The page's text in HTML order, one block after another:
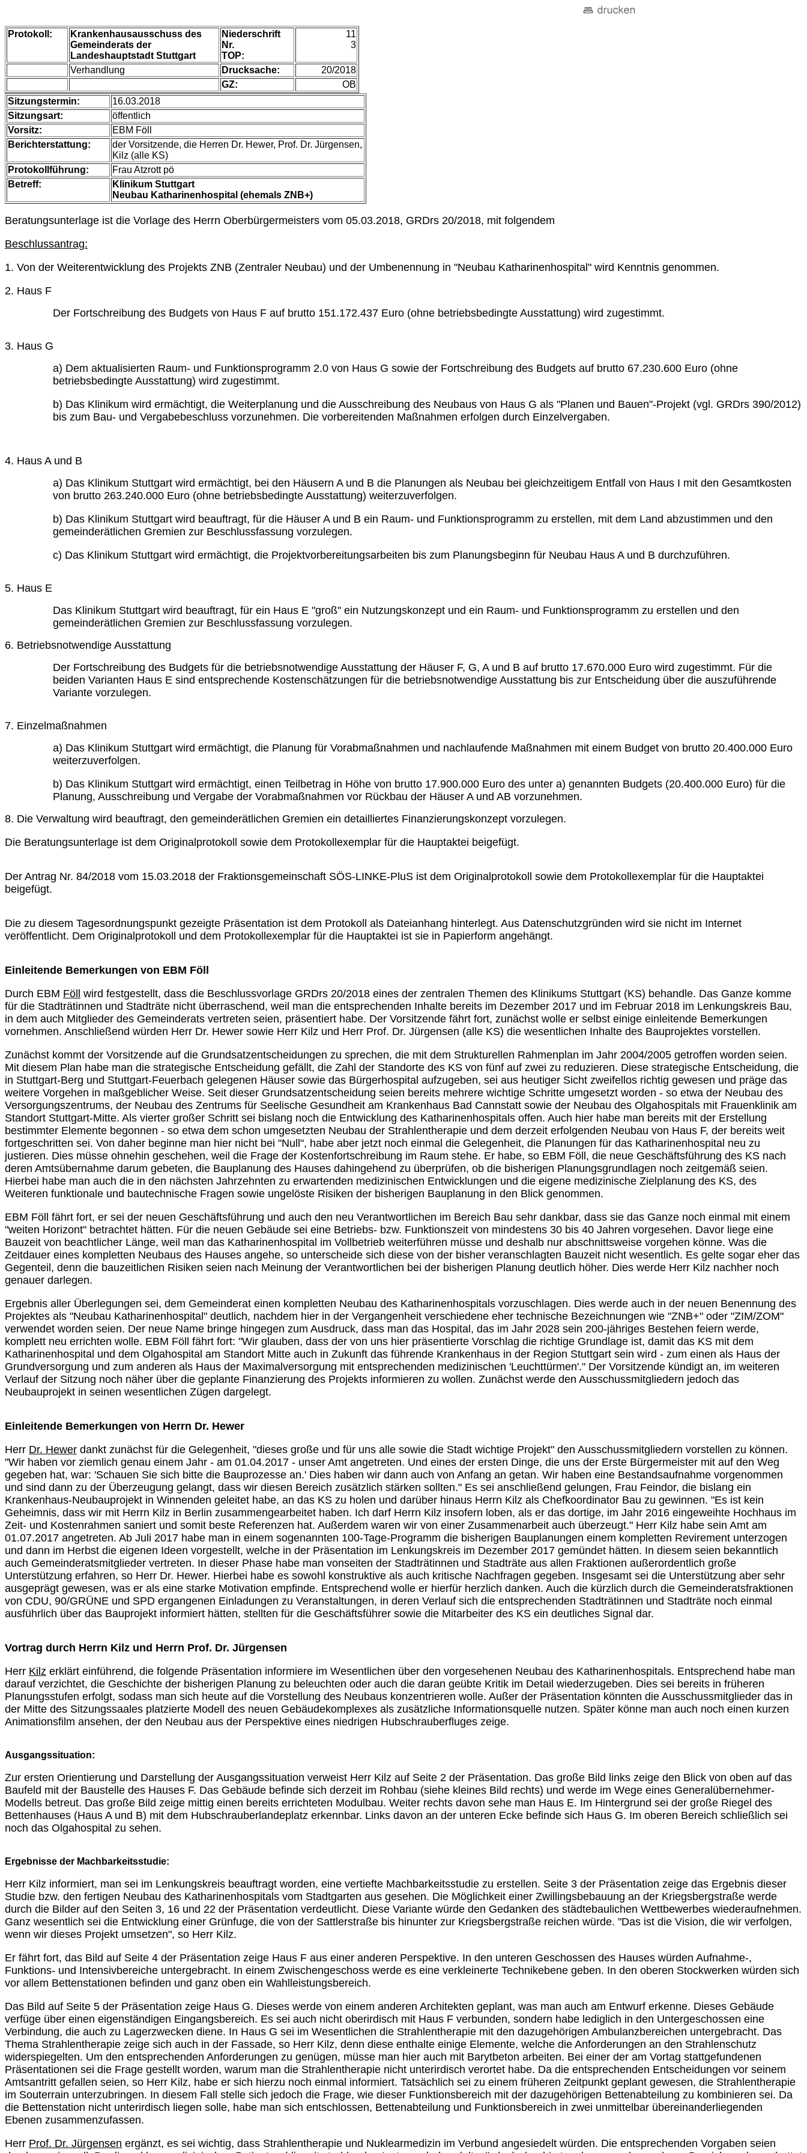
Protokoll: Krankenhausausschuss des
Gemeinderats der
Landeshauptstadt Stuttgart
Niederschrift
Nr.
TOP:
11
3
Verhandlung Drucksache:
20/2018
GZ:
OB
Sitzungstermin:
16.03.2018
Sitzungsart:
öffentlich
Vorsitz:
EBM Föll
Berichterstattung:
der Vorsitzende, die Herren Dr. Hewer, Prof. Dr. Jürgensen,
Kilz (alle KS)
Protokollführung:
Frau Atzrott pö
Betreff:
Klinikum Stuttgart
Neubau Katharinenhospital (ehemals ZNB+)
Beratungsunterlage ist die Vorlage des Herrn Oberbürgermeisters vom 05.03.2018, GRDrs 20/2018, mit folgendem
Beschlussantrag:
1. Von der Weiterentwicklung des Projekts ZNB (Zentraler Neubau) und der Umbenennung in "Neubau Katharinenhospital" wird Kenntnis genommen.
2. Haus F
Der Fortschreibung des Budgets von Haus F auf brutto 151.172.437 Euro (ohne betriebsbedingte Ausstattung) wird zugestimmt.
3. Haus G
a) Dem aktualisierten Raum- und Funktionsprogramm 2.0 von Haus G sowie der Fortschreibung des Budgets auf brutto 67.230.600 Euro (ohne
betriebsbedingte Ausstattung) wird zugestimmt.
b) Das Klinikum wird ermächtigt, die Weiterplanung und die Ausschreibung des Neubaus von Haus G als "Planen und Bauen"-Projekt (vgl. GRDrs 390/2012)
bis zum Bau- und Vergabebeschluss vorzunehmen. Die vorbereitenden Maßnahmen erfolgen durch Einzelvergaben.
4. Haus A und B
a) Das Klinikum Stuttgart wird ermächtigt, bei den Häusern A und B die Planungen als Neubau bei gleichzeitigem Entfall von Haus I mit den Gesamtkosten
von brutto 263.240.000 Euro (ohne betriebsbedingte Ausstattung) weiterzuverfolgen.
b) Das Klinikum Stuttgart wird beauftragt, für die Häuser A und B ein Raum- und Funktionsprogramm zu erstellen, mit dem Land abzustimmen und den
gemeinderätlichen Gremien zur Beschlussfassung vorzulegen.
c) Das Klinikum Stuttgart wird ermächtigt, die Projektvorbereitungsarbeiten bis zum Planungsbeginn für Neubau Haus A und B durchzuführen.
5. Haus E
Das Klinikum Stuttgart wird beauftragt, für ein Haus E "groß" ein Nutzungskonzept und ein Raum- und Funktionsprogramm zu erstellen und den
gemeinderätlichen Gremien zur Beschlussfassung vorzulegen.
6. Betriebsnotwendige Ausstattung
Der Fortschreibung des Budgets für die betriebsnotwendige Ausstattung der Häuser F, G, A und B auf brutto 17.670.000 Euro wird zugestimmt. Für die
beiden Varianten Haus E sind entsprechende Kostenschätzungen für die betriebsnotwendige Ausstattung bis zur Entscheidung über die auszuführende
Variante vorzulegen.
7. Einzelmaßnahmen
a) Das Klinikum Stuttgart wird ermächtigt, die Planung für Vorabmaßnahmen und nachlaufende Maßnahmen mit einem Budget von brutto 20.400.000 Euro
weiterzuverfolgen.
b) Das Klinikum Stuttgart wird ermächtigt, einen Teilbetrag in Höhe von brutto 17.900.000 Euro des unter a) genannten Budgets (20.400.000 Euro) für die
Planung, Ausschreibung und Vergabe der Vorabmaßnahmen vor Rückbau der Häuser A und AB vorzunehmen.
8. Die Verwaltung wird beauftragt, den gemeinderätlichen Gremien ein detailliertes Finanzierungskonzept vorzulegen.
Die Beratungsunterlage ist dem Originalprotokoll sowie dem Protokollexemplar für die Hauptaktei beigefügt.
Der Antrag Nr. 84/2018 vom 15.03.2018 der Fraktionsgemeinschaft SÖS-LINKE-PluS ist dem Originalprotokoll sowie dem Protokollexemplar für die Hauptaktei
beigefügt.
Die zu diesem Tagesordnungspunkt gezeigte Präsentation ist dem Protokoll als Dateianhang hinterlegt. Aus Datenschutzgründen wird sie nicht im Internet
veröffentlicht. Dem Originalprotokoll und dem Protokollexemplar für die Hauptaktei ist sie in Papierform angehängt.
Einleitende Bemerkungen von EBM Föll
Durch EBM Föll
wird festgestellt, dass die Beschlussvorlage GRDrs 20/2018 eines der zentralen Themen des Klinikums Stuttgart (KS) behandle. Das Ganze komme
für die Stadträtinnen und Stadträte nicht überraschend, weil man die entsprechenden Inhalte bereits im Dezember 2017 und im Februar 2018 im Lenkungskreis Bau,
in dem auch Mitglieder des Gemeinderats vertreten seien, präsentiert habe. Der Vorsitzende fährt fort, zunächst wolle er selbst einige einleitende Bemerkungen
vornehmen. Anschließend würden Herr Dr. Hewer sowie Herr Kilz und Herr Prof. Dr. Jürgensen (alle KS) die wesentlichen Inhalte des Bauprojektes vorstellen.
Zunächst kommt der Vorsitzende auf die Grundsatzentscheidungen zu sprechen, die mit dem Strukturellen Rahmenplan im Jahr 2004/2005 getroffen worden seien.
Mit diesem Plan habe man die strategische Entscheidung gefällt, die Zahl der Standorte des KS von fünf auf zwei zu reduzieren. Diese strategische Entscheidung, die
in Stuttgart-Berg und Stuttgart-Feuerbach gelegenen Häuser sowie das Bürgerhospital aufzugeben, sei aus heutiger Sicht zweifellos richtig gewesen und präge das
weitere Vorgehen in maßgeblicher Weise. Seit dieser Grundsatzentscheidung seien bereits mehrere wichtige Schritte umgesetzt worden - so etwa der Neubau des
Versorgungszentrums, der Neubau des Zentrums für Seelische Gesundheit am Krankenhaus Bad Cannstatt sowie der Neubau des Olgahospitals mit Frauenklinik am
Standort Stuttgart-Mitte. Als vierter großer Schritt sei bislang noch die Entwicklung des Katharinenhospitals offen. Auch hier habe man bereits mit der Erstellung
bestimmter Elemente begonnen - so etwa dem schon umgesetzten Neubau der Strahlentherapie und dem derzeit erfolgenden Neubau von Haus F, der bereits weit
fortgeschritten sei. Von daher beginne man hier nicht bei "Null", habe aber jetzt noch einmal die Gelegenheit, die Planungen für das Katharinenhospital neu zu
justieren. Dies müsse ohnehin geschehen, weil die Frage der Kostenfortschreibung im Raum stehe. Er habe, so EBM Föll, die neue Geschäftsführung des KS nach
deren Amtsübernahme darum gebeten, die Bauplanung des Hauses dahingehend zu überprüfen, ob die bisherigen Planungsgrundlagen noch zeitgemäß seien.
Hierbei habe man auch die in den nächsten Jahrzehnten zu erwartenden medizinischen Entwicklungen und die eigene medizinische Zielplanung des KS, des
Weiteren funktionale und bautechnische Fragen sowie ungelöste Risiken der bisherigen Bauplanung in den Blick genommen.
EBM Föll fährt fort, er sei der neuen Geschäftsführung und auch den neu Verantwortlichen im Bereich Bau sehr dankbar, dass sie das Ganze noch einmal mit einem
"weiten Horizont" betrachtet hätten. Für die neuen Gebäude sei eine Betriebs- bzw. Funktionszeit von mindestens 30 bis 40 Jahren vorgesehen. Davor liege eine
Bauzeit von beachtlicher Länge, weil man das Katharinenhospital im Vollbetrieb weiterführen müsse und deshalb nur abschnittsweise vorgehen könne. Was die
Zeitdauer eines kompletten Neubaus des Hauses angehe, so unterscheide sich diese von der bisher veranschlagten Bauzeit nicht wesentlich. Es gelte sogar eher das
Gegenteil, denn die bauzeitlichen Risiken seien nach Meinung der Verantwortlichen bei der bisherigen Planung deutlich höher. Dies werde Herr Kilz nachher noch
genauer darlegen.
Ergebnis aller Überlegungen sei, dem Gemeinderat einen kompletten Neubau des Katharinenhospitals vorzuschlagen. Dies werde auch in der neuen Benennung des
Projektes als "Neubau Katharinenhospital" deutlich, nachdem hier in der Vergangenheit verschiedene eher technische Bezeichnungen wie "ZNB+" oder "ZIM/ZOM"
verwendet worden seien. Der neue Name bringe hingegen zum Ausdruck, dass man das Hospital, das im Jahr 2028 sein 200-jähriges Bestehen feiern werde,
komplett neu errichten wolle. EBM Föll fährt fort: "Wir glauben, dass der von uns hier präsentierte Vorschlag die richtige Grundlage ist, damit das KS mit dem
Katharinenhospital und dem Olgahospital am Standort Mitte auch in Zukunft das führende Krankenhaus in der Region Stuttgart sein wird - zum einen als Haus der
Grundversorgung und zum anderen als Haus der Maximalversorgung mit entsprechenden medizinischen 'Leuchttürmen'." Der Vorsitzende kündigt an, im weiteren
Verlauf der Sitzung noch näher über die geplante Finanzierung des Projekts informieren zu wollen. Zunächst werde den Ausschussmitgliedern jedoch das
Neubauprojekt in seinen wesentlichen Zügen dargelegt.
Einleitende Bemerkungen von Herrn Dr. Hewer
Herr Dr. Hewer dankt zunächst für die Gelegenheit, "dieses große und für uns alle sowie die Stadt wichtige Projekt" den Ausschussmitgliedern vorstellen zu können.
"Wir haben vor ziemlich genau einem Jahr - am 01.04.2017 - unser Amt angetreten. Und eines der ersten Dinge, die uns der Erste Bürgermeister mit auf den Weg
gegeben hat, war: 'Schauen Sie sich bitte die Bauprozesse an.' Dies haben wir dann auch von Anfang an getan. Wir haben eine Bestandsaufnahme vorgenommen
und sind dann zu der Überzeugung gelangt, dass wir diesen Bereich zusätzlich stärken sollten." Es sei anschließend gelungen, Frau Feindor, die bislang ein
Krankenhaus-Neubauprojekt in Winnenden geleitet habe, an das KS zu holen und darüber hinaus Herrn Kilz als Chefkoordinator Bau zu gewinnen. "Es ist kein
Geheimnis, dass wir mit Herrn Kilz in Berlin zusammengearbeitet haben. Ich darf Herrn Kilz insofern loben, als er das dortige, im Jahr 2016 eingeweihte Hochhaus im
Zeit- und Kostenrahmen saniert und somit beste Referenzen hat. Außerdem waren wir von einer Zusammenarbeit auch überzeugt." Herr Kilz habe sein Amt am
01.07.2017 angetreten. Ab Juli 2017 habe man in einem sogenannten 100-Tage-Programm die bisherigen Bauplanungen einem kompletten Revirement unterzogen
und dann im Herbst die eigenen Ideen vorgestellt, welche in der Präsentation im Lenkungskreis im Dezember 2017 gemündet hätten. In diesem seien bekanntlich
auch Gemeinderatsmitglieder vertreten. In dieser Phase habe man vonseiten der Stadträtinnen und Stadträte aus allen Fraktionen außerordentlich große
Unterstützung erfahren, so Herr Dr. Hewer. Hierbei habe es sowohl konstruktive als auch kritische Nachfragen gegeben. Insgesamt sei die Unterstützung aber sehr
ausgeprägt gewesen, was er als eine starke Motivation empfinde. Entsprechend wolle er hierfür herzlich danken. Auch die kürzlich durch die Gemeinderatsfraktionen
von CDU, 90/GRÜNE und SPD ergangenen Einladungen zu Veranstaltungen, in deren Verlauf sich die entsprechenden Stadträtinnen und Stadträte noch einmal
ausführlich über das Bauprojekt informiert hätten, stellten für die Geschäftsführer sowie die Mitarbeiter des KS ein deutliches Signal dar.
Vortrag durch Herrn Kilz und Herrn Prof. Dr. Jürgensen
Herr Kilz erklärt einführend, die folgende Präsentation informiere im Wesentlichen über den vorgesehenen Neubau des Katharinenhospitals. Entsprechend habe man
darauf verzichtet, die Geschichte der bisherigen Planung zu beleuchten oder auch die daran geübte Kritik im Detail wiederzugeben. Dies sei bereits in früheren
Planungsstufen erfolgt, sodass man sich heute auf die Vorstellung des Neubaus konzentrieren wolle. Außer der Präsentation könnten die Ausschussmitglieder das in
der Mitte des Sitzungssaales platzierte Modell des neuen Gebäudekomplexes als zusätzliche Informationsquelle nutzen. Später könne man auch noch einen kurzen
Animationsfilm ansehen, der den Neubau aus der Perspektive eines niedrigen Hubschrauberfluges zeige.
Ausgangssituation:
Zur ersten Orientierung und Darstellung der Ausgangssituation verweist Herr Kilz auf Seite 2 der Präsentation. Das große Bild links zeige den Blick von oben auf das
Baufeld mit der Baustelle des Hauses F. Das Gebäude befinde sich derzeit im Rohbau (siehe kleines Bild rechts) und werde im Wege eines Generalübernehmer-
Modells betreut. Das große Bild zeige mittig einen bereits errichteten Modulbau. Weiter rechts davon sehe man Haus E. Im Hintergrund sei der große Riegel des
Bettenhauses (Haus A und B) mit dem Hubschrauberlandeplatz erkennbar. Links davon an der unteren Ecke befinde sich Haus G. Im oberen Bereich schließlich sei
noch das Olgahospital zu sehen.
Ergebnisse der Machbarkeitsstudie:
Herr Kilz informiert, man sei im Lenkungskreis beauftragt worden, eine vertiefte Machbarkeitsstudie zu erstellen. Seite 3 der Präsentation zeige das Ergebnis dieser
Studie bzw. den fertigen Neubau des Katharinenhospitals vom Stadtgarten aus gesehen. Die Möglichkeit einer Zwillingsbebauung an der Kriegsbergstraße werde
durch die Bilder auf den Seiten 3, 16 und 22 der Präsentation verdeutlicht. Diese Variante würde den Gedanken des städtebaulichen Wettbewerbes wiederaufnehmen.
Ganz wesentlich sei die Entwicklung einer Grünfuge, die von der Sattlerstraße bis hinunter zur Kriegsbergstraße reichen würde. "Das ist die Vision, die wir verfolgen,
wenn wir dieses Projekt umsetzen", so Herr Kilz.
Er fährt fort, das Bild auf Seite 4 der Präsentation zeige Haus F aus einer anderen Perspektive. In den unteren Geschossen des Hauses würden Aufnahme-,
Funktions- und Intensivbereiche untergebracht. In einem Zwischengeschoss werde es eine verkleinerte Technikebene geben. In den oberen Stockwerken würden sich
vor allem Bettenstationen befinden und ganz oben ein Wahlleistungsbereich.
Das Bild auf Seite 5 der Präsentation zeige Haus G. Dieses werde von einem anderen Architekten geplant, was man auch am Entwurf erkenne. Dieses Gebäude
verfüge über einen eigenständigen Eingangsbereich. Es sei auch nicht oberirdisch mit Haus F verbunden, sondern habe lediglich in den Untergeschossen eine
Verbindung, die auch zu Lagerzwecken diene. In Haus G sei im Wesentlichen die Strahlentherapie mit den dazugehörigen Ambulanzbereichen untergebracht. Das
Thema Strahlentherapie zeige sich auch in der Fassade, so Herr Kilz, denn diese enthalte einige Elemente, welche die Anforderungen an den Strahlenschutz
widerspiegelten. Um den entsprechenden Anforderungen zu genügen, müsse man hier auch mit Barytbeton arbeiten. Bei einer der am Vortag stattgefundenen
Präsentationen sei die Frage gestellt worden, warum man die Strahlentherapie nicht unterirdisch verortet habe. Da die entsprechenden Entscheidungen vor seinem
Amtsantritt gefallen seien, so Herr Kilz, habe er sich hierzu noch einmal informiert. Tatsächlich sei zu einem früheren Zeitpunkt geplant gewesen, die Strahlentherapie
im Souterrain unterzubringen. In diesem Fall stelle sich jedoch die Frage, wie dieser Funktionsbereich mit der dazugehörigen Bettenabteilung zu kombinieren sei. Da
die Bettenstation nicht unterirdisch liegen solle, habe man sich entschlossen, Bettenabteilung und Funktionsbereich in zwei unmittelbar übereinanderliegenden
Ebenen zusammenzufassen.
Herr Prof. Dr. Jürgensen ergänzt, es sei wichtig, dass Strahlentherapie und Nuklearmedizin im Verbund angesiedelt würden. Die entsprechenden Vorgaben seien